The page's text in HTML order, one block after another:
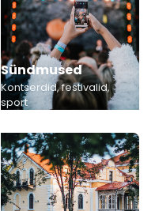
Sündmused
Kontserdid, festivalid,
sport